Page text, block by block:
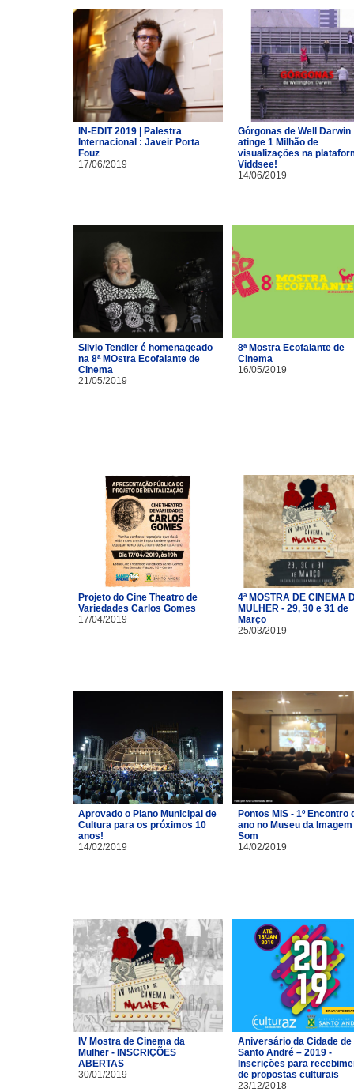
IN-EDIT 2019 | Palestra
Internacional : Javeir Porta
Fouz
17/06/2019
Górgonas de Well Darwin
atinge 1 Milhão de
visualizações na
Viddsee!
14/06/2019
Silvio Tendler é homenageado
na 8ª MOstra Ecofalante de
Cinema
21/05/2019
8ª Mostra Ecofalante de
Cinema
16/05/2019
Projeto do Cine Theatro de
Variedades Carlos Gomes
17/04/2019
4ª MOSTRA DE CINEMA
MULHER - 29, 30 e 31 de
Março
25/03/2019
Aprovado o Plano Municipal de
Cultura para os próximos 10
anos!
14/02/2019
Pontos MIS - 1º Encontro
ano no Museu da Imagem
Som
14/02/2019
IV Mostra de Cinema da
Mulher - INSCRIÇÕES
ABERTAS
30/01/2019
Aniversário da Cidade de
Santo André – 2019 -
Inscrições para
de propostas culturais
23/12/2018